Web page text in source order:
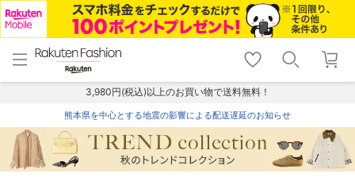
menu home
トップ
shopping_cart lock_outline
ログイン
3,980円(税込)以上のお買い物で送料無料！
熊本県を中心とする地震の影響による配送遅延のお知らせ